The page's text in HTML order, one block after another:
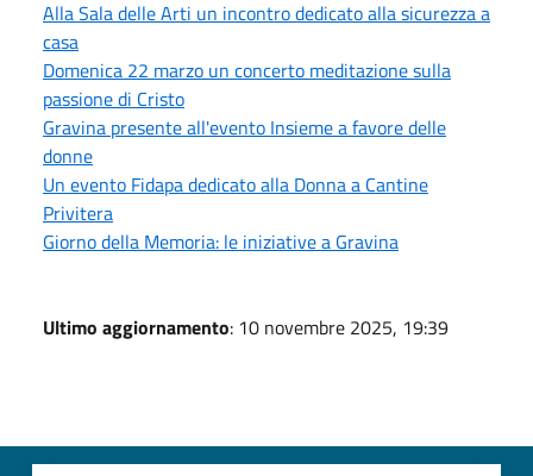
Alla Sala delle Arti un incontro dedicato alla sicurezza a
casa
Domenica 22 marzo un concerto meditazione sulla
passione di Cristo
Gravina presente all'evento Insieme a favore delle
donne
Un evento Fidapa dedicato alla Donna a Cantine
Privitera
Giorno della Memoria: le iniziative a Gravina
Ultimo aggiornamento: 10 novembre 2025, 19:39